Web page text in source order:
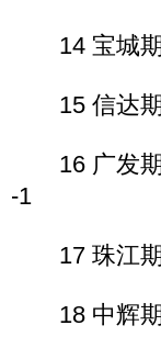
14 宝城期
15 信达期
16 广发期
-1
17 珠江期
18 中辉期